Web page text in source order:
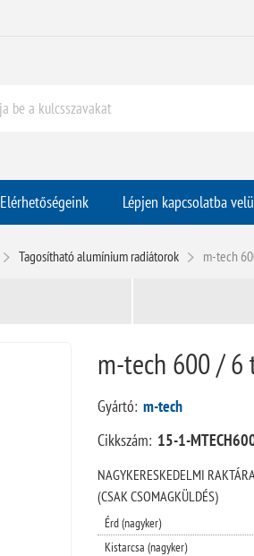
Elérhetőségeink Lépjen kapcsolatba
Tagosítható alumínium radiátorok m-tech
m-tech 600 /
Gyártó: m-tech
Cikkszám: 15-1-
NAGYKERESKEDELMI
(CSAK CSOMAGKÜLDÉS)
Érd (nagyker)
Kistarcsa (nagyker)